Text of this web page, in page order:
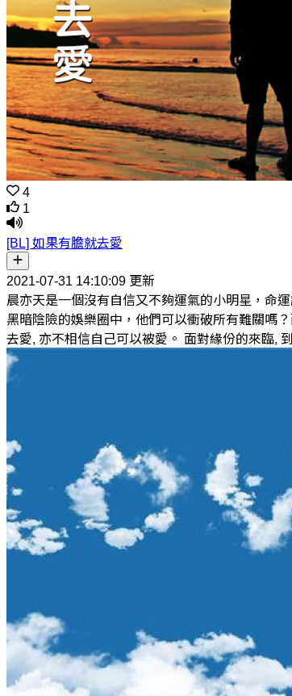
4
1
[BL] 如果有膽就去愛
2021-07-31 14:10:09 更新
晨亦天是一個沒有自信又不夠運氣的小明星，命
黑暗陰險的娛樂圈中，他們可以衝破所有難關嗎
去愛, 亦不相信自己可以被愛。 面對緣份的來臨,